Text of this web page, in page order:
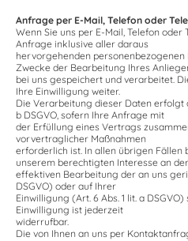
Anfrage per E-Mail, Telefon oder
Wenn Sie uns per E-Mail, Telefon
Anfrage inklusive aller daraus
hervorgehenden
Zwecke der Bearbeitung Ihres
bei uns gespeichert und verarbeitet.
Ihre Einwilligung weiter.
Die Verarbeitung dieser Daten erfolgt
b DSGVO, sofern Ihre Anfrage mit
der Erfüllung eines Vertrags
vorvertraglicher Maßnahmen
erforderlich ist. In allen übrigen
unserem berechtigten Interesse an der
effektiven Bearbeitung der an uns
DSGVO) oder auf Ihrer
Einwilligung (Art. 6 Abs. 1 lit. a
Einwilligung ist jederzeit
widerrufbar.
Die von Ihnen an uns per